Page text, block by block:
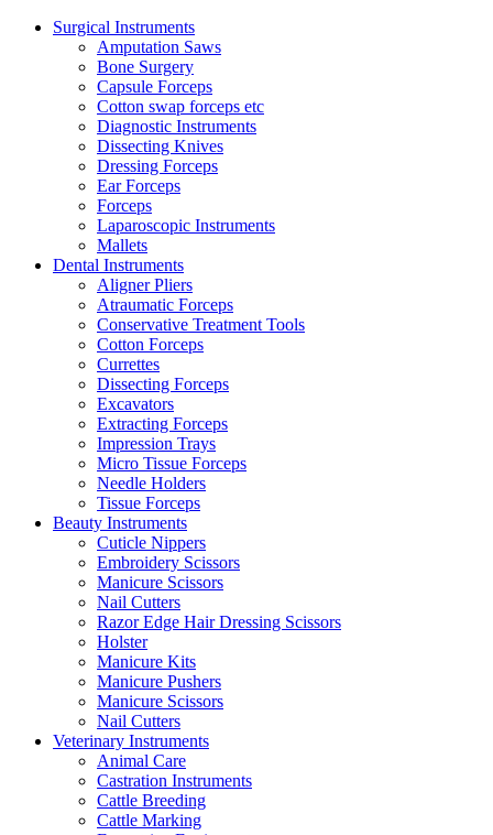
Surgical Instruments
Amputation Saws
Bone Surgery
Capsule Forceps
Cotton swap forceps etc
Diagnostic Instruments
Dissecting Knives
Dressing Forceps
Ear Forceps
Forceps
Laparoscopic Instruments
Mallets
Dental Instruments
Aligner Pliers
Atraumatic Forceps
Conservative Treatment Tools
Cotton Forceps
Currettes
Dissecting Forceps
Excavators
Extracting Forceps
Impression Trays
Micro Tissue Forceps
Needle Holders
Tissue Forceps
Beauty Instruments
Cuticle Nippers
Embroidery Scissors
Manicure Scissors
Nail Cutters
Razor Edge Hair Dressing Scissors
Holster
Manicure Kits
Manicure Pushers
Manicure Scissors
Nail Cutters
Veterinary Instruments
Animal Care
Castration Instruments
Cattle Breeding
Cattle Marking